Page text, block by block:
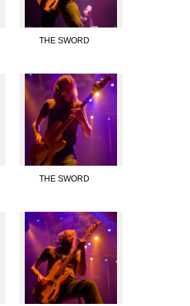
THE SWORD
THE SWORD